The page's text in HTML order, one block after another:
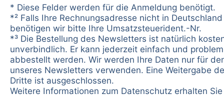
* Diese Felder werden für die Anmeldung benötigt.
*² Falls Ihre Rechnungsadresse nicht in
benötigen wir bitte Ihre Umsatzsteuerident.-Nr.
*³ Die Bestellung des Newsletters ist natürlich
unverbindlich. Er kann jederzeit einfach und
abbestellt werden. Wir werden Ihre Daten nur für
unseres Newsletters verwenden. Eine Weitergabe
Dritte ist ausgeschlossen.
Weitere Informationen zum Datenschutz erhalten